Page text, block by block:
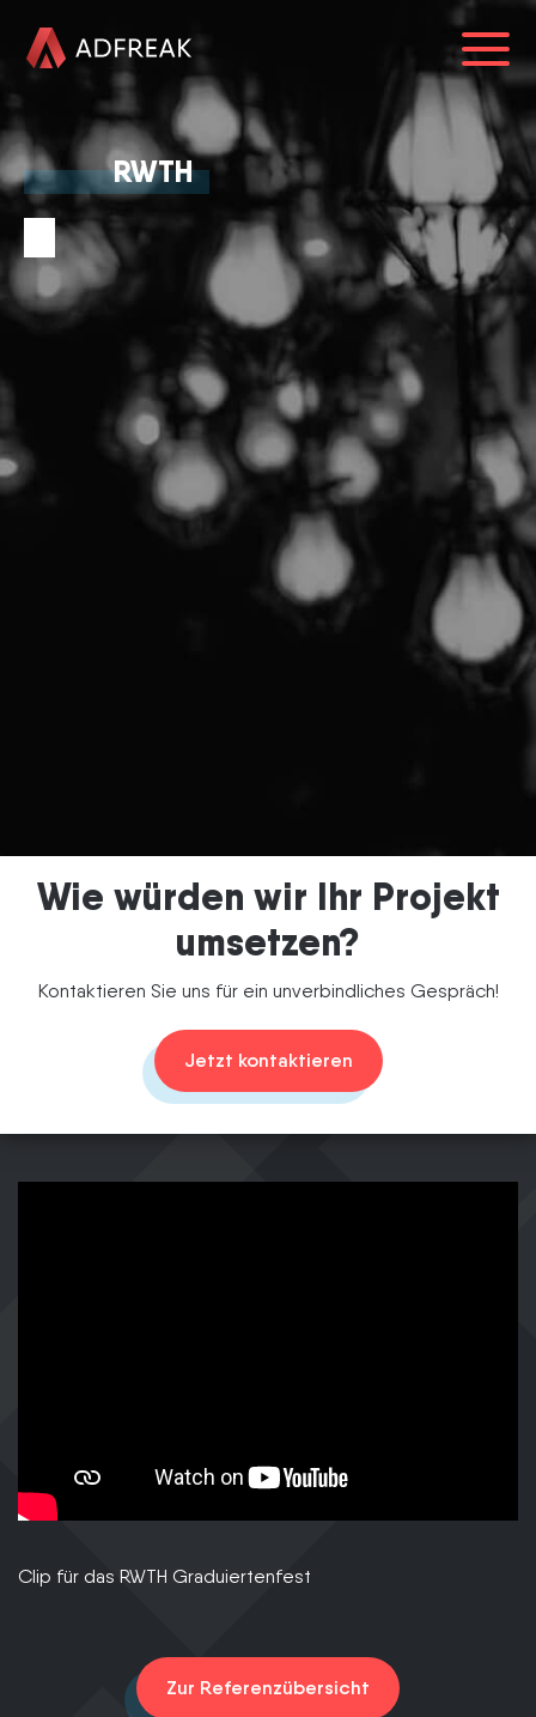
HOME
ÜBER UNS
REFERENZEN
LEISTUNGEN
BLOG
KARRIERE
0241 91999963
info@adfreak.de
Termin vereinbaren
RWTH
Wie würden wir Ihr Projekt
umsetzen?
Kontaktieren Sie uns für ein unverbindliches Gespräch!
Jetzt kontaktieren
Clip für das RWTH Graduiertenfest
Zur Referenzübersicht